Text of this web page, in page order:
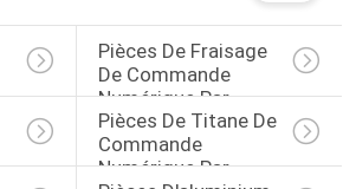
Pièces De Fraisage
De Commande
Numérique Par
Ordinateur
Pièces De Titane De
Commande
Numérique Par